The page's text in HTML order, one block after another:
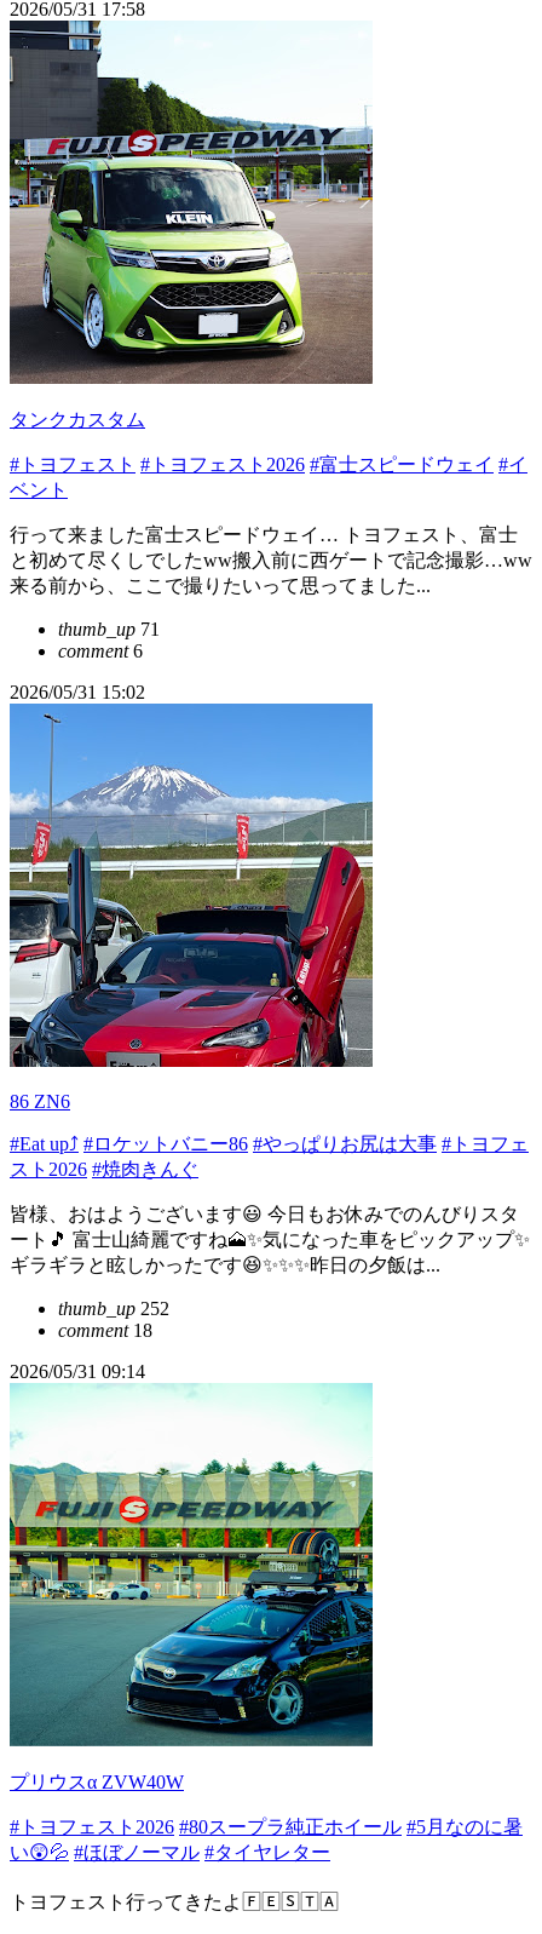
2026/05/31 17:58
タンクカスタム
#トヨフェスト #トヨフェスト2026 #富士スピードウェイ #イ
ベント
行って来ました富士スピードウェイ… トヨフェスト、富士
と初めて尽くしでしたww搬入前に西ゲートで記念撮影…ww
来る前から、ここで撮りたいって思ってました...
thumb_up 71
comment6
2026/05/31 15:02
86 ZN6
#Eat up⤴ #ロケットバニー86 #やっぱりお尻は大事 #トヨフェ
スト2026 #焼肉きんぐ
皆様、おはようございます😃 今日もお休みでのんびりスタ
ート🎵 富士山綺麗ですね🗻✨気になった車をピックアップ✨
ギラギラと眩しかったです😆✨✨✨昨日の夕飯は...
thumb_up 252
comment18
2026/05/31 09:14
プリウスα ZVW40W
#トヨフェスト2026 #80スープラ純正ホイール #5月なのに暑
い😲💦 #ほぼノーマル #タイヤレター
トヨフェスト行ってきたよ🄵🄴🅂🅃🄰